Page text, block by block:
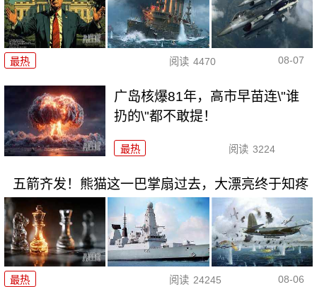
最热 阅读 4470 08-07
广岛核爆81年，高市早苗连\"谁
扔的\"都不敢提！
最热 阅读 3224
五箭齐发！熊猫这一巴掌扇过去，大漂亮终于知疼
最热 阅读 24245 08-06